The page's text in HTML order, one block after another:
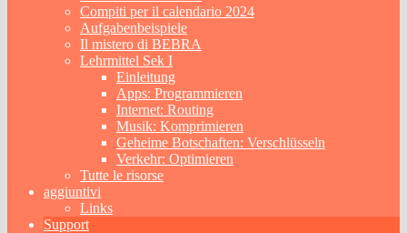
Compiti per il calendario 2024
Aufgabenbeispiele
Il mistero di BEBRA
Lehrmittel Sek I
Einleitung
Apps: Programmieren
Internet: Routing
Musik: Komprimieren
Geheime Botschaften: Verschlüsseln
Verkehr: Optimieren
Tutte le risorse
aggiuntivi
Links
Support